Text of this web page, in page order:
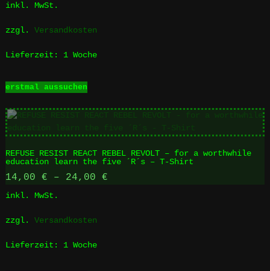
Produktseite
werden
inkl. MwSt.
zzgl. Versandkosten
Lieferzeit: 1 Woche
erstmal aussuchenProdukt
mehrere
Varianten
Die
können
Produktseite
werden
REFUSE RESIST REACT REBEL REVOLT – for a worthwhile
education learn the five ´R´s – T-Shirt
14,00 € – 24,00 €
inkl. MwSt.
zzgl. Versandkosten
Lieferzeit: 1 Woche